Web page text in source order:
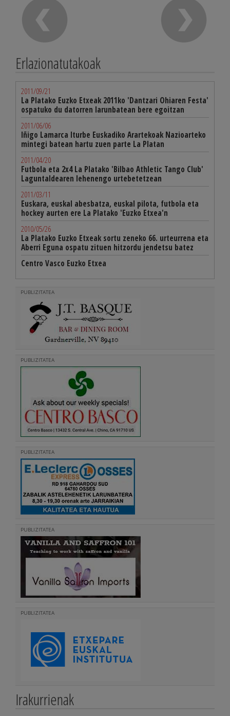
Erlazionatutakoak
2011/09/21
La Platako Euzko Etxeak 2011ko 'Dantzari Ohiaren Festa'
ospatuko du datorren larunbatean bere egoitzan
2011/06/06
Iñigo Lamarca Iturbe Euskadiko Arartekoak Nazioarteko
mintegi batean hartu zuen parte La Platan
2011/04/20
Futbola eta 2x4 La Platako 'Bilbao Athletic Tango Club'
Laguntaldearen lehenengo urtebetetzean
2011/03/11
Euskara, euskal abesbatza, euskal pilota, futbola eta
hockey aurten ere La Platako 'Euzko Etxea'n
2010/05/26
La Platako Euzko Etxeak sortu zeneko 66. urteurrena eta
Aberri Eguna ospatu zituen hitzordu jendetsu batez
Centro Vasco Euzko Etxea
PUBLIZITATEA
PUBLIZITATEA
PUBLIZITATEA
PUBLIZITATEA
PUBLIZITATEA
Irakurrienak